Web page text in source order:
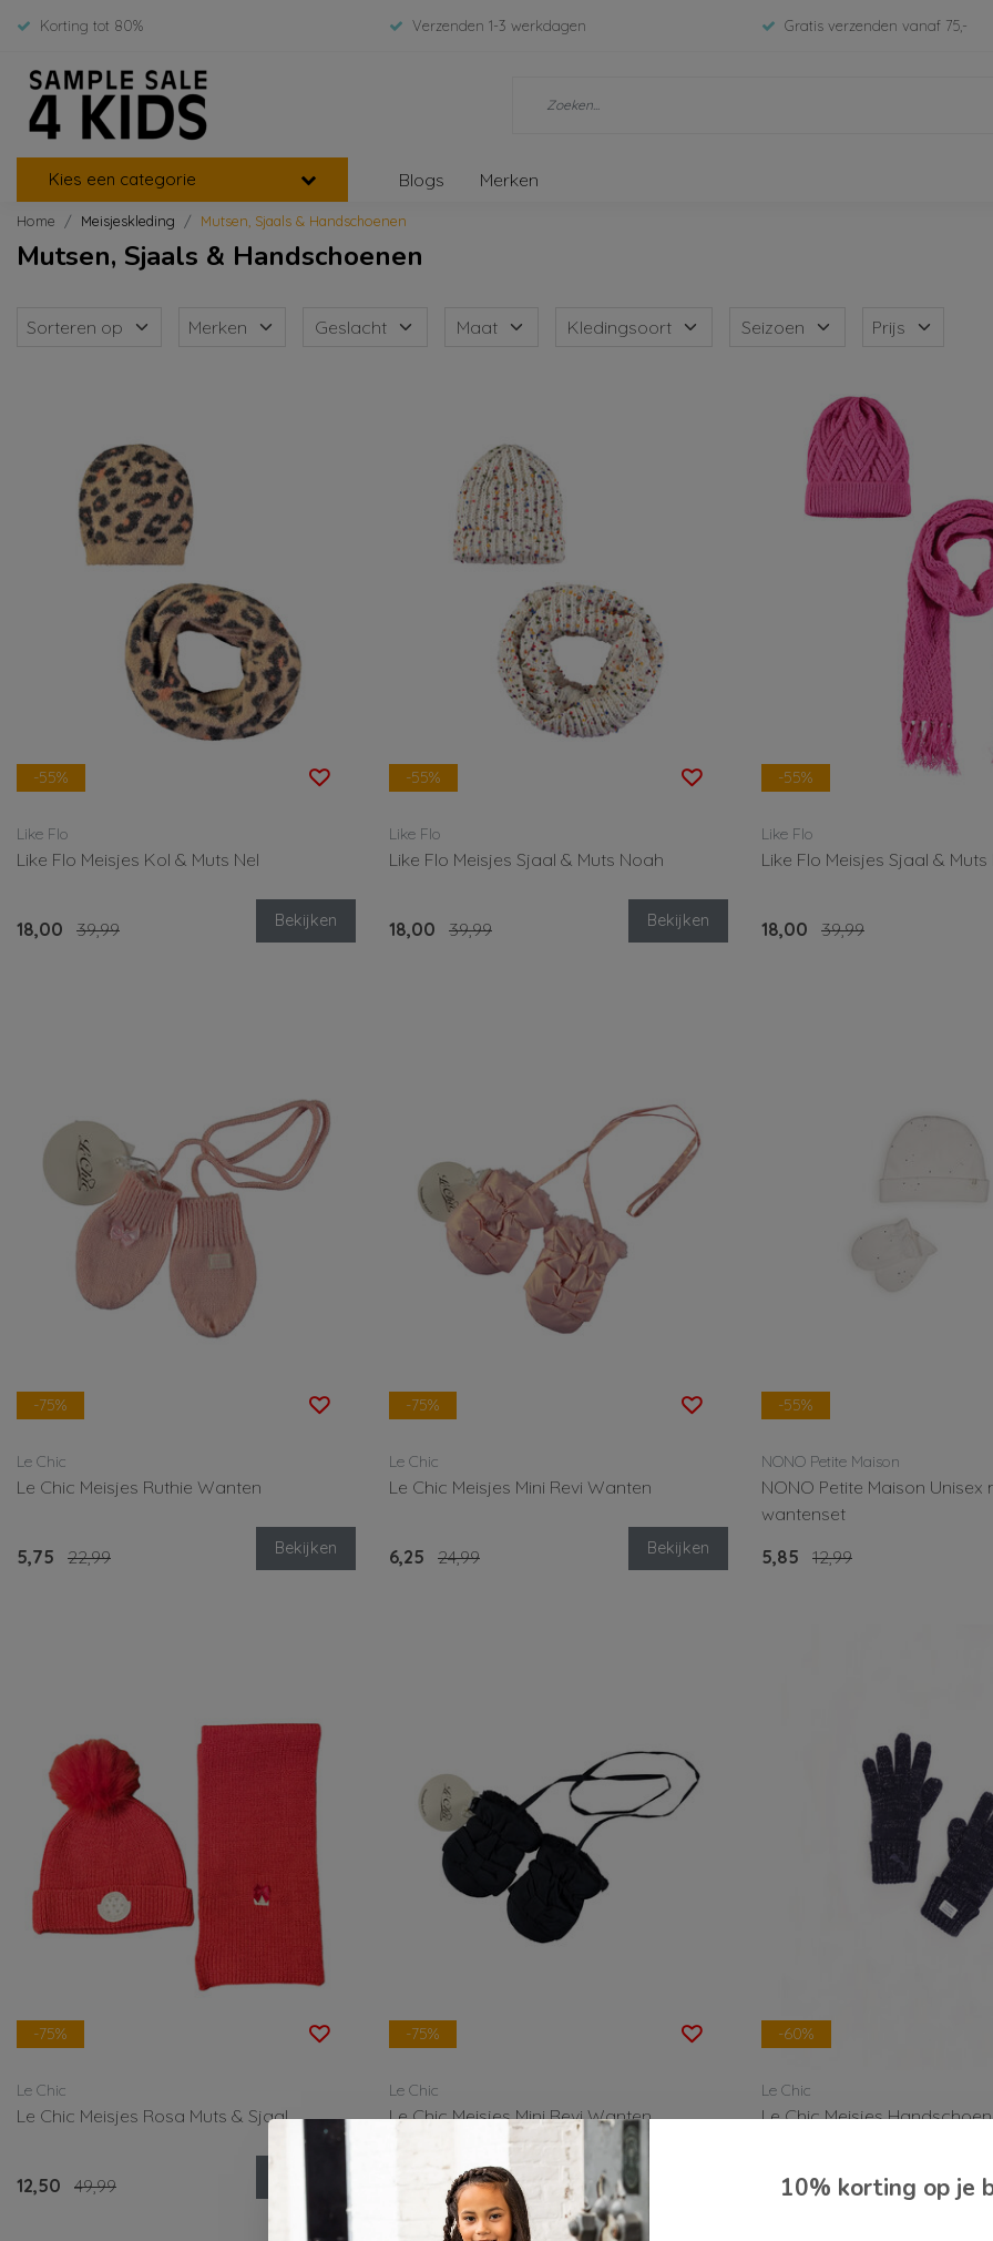
Korting tot 80% Verzenden 1-3 werkdagen Gratis verzenden vanaf 75,-
Kies een categorie Blogs Merken
Home Meisjeskleding Mutsen, Sjaals & Handschoenen
Mutsen, Sjaals & Handschoenen
Sorteren op Merken Geslacht Maat Kledingsoort Seizoen Prijs
-55%
Like Flo
Like Flo Meisjes Kol & Muts Nel
18,00 39,99 Bekijken
-55%
Like Flo
Like Flo Meisjes Sjaal & Muts Noah
18,00 39,99 Bekijken
-55%
Like Flo
Like Flo Meisjes Sjaal &
18,00 39,99
-75%
Le Chic
Le Chic Meisjes Ruthie Wanten
5,75 22,99 Bekijken
-75%
Le Chic
Le Chic Meisjes Mini Revi Wanten
6,25 24,99 Bekijken
-55%
NONO Petite Maison
NONO Petite Maison Unisex
wantenset
5,85
12,99
-75%
Le Chic
Le Chic Meisjes Rosa Muts & Sjaal
12,50 49,99 Bekijken
-75%
Le Chic
Le Chic Meisjes Mini Revi Wanten
24,99
-60%
Le Chic
Le Chic Meisjes
10,00
24,99
10% korting op je